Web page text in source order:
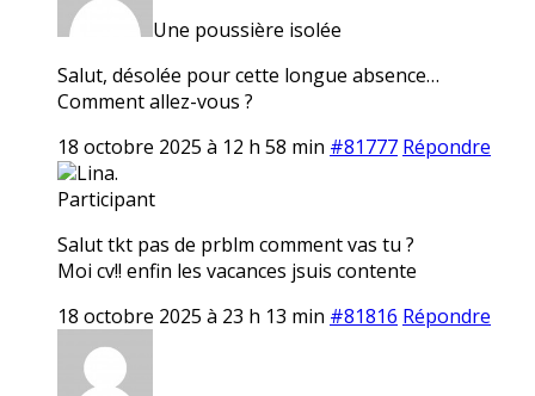
Une poussière isolée
Salut, désolée pour cette longue absence…
Comment allez-vous ?
18 octobre 2025 à 12 h 58 min #81777 Répondre
Lina.
Participant
Salut tkt pas de prblm comment vas tu ?
Moi cv!! enfin les vacances jsuis contente
18 octobre 2025 à 23 h 13 min #81816 Répondre